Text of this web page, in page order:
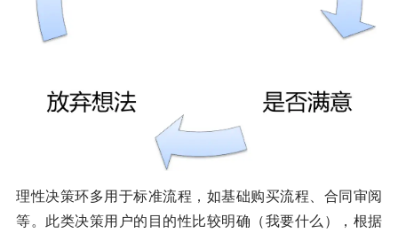
理性决策环多用于标准流程，如基础购买流程、合同审阅
等。此类决策用户的目的性比较明确（我要什么），根据